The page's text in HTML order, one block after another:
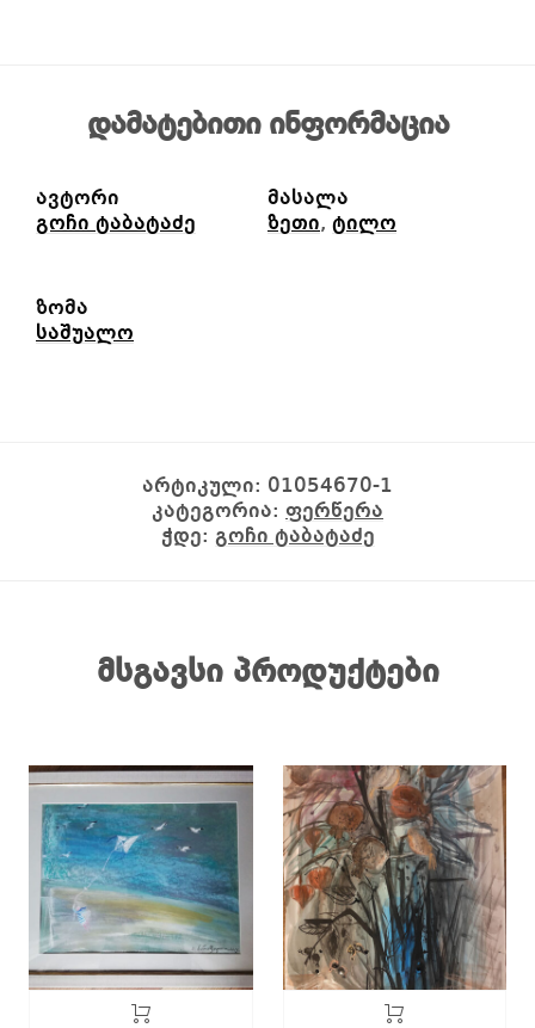
დამატებითი ინფორმაცია
ავტორი
გოჩი ტაბატაძე
მასალა
ზეთი, ტილო
ზომა
საშუალო
არტიკული: 01054670-1
კატეგორია: ფერწერა
ჭდე: გოჩი ტაბატაძე
მსგავსი პროდუქტები